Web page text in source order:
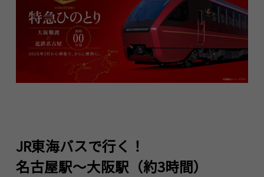
JR東海バスで行く！
名古屋駅～大阪駅（約3時間）